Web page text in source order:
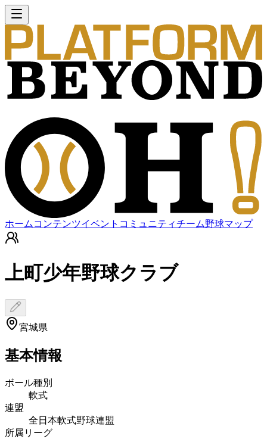
ホーム コンテンツイベント コミュニティチーム野球マップ
上町少年野球クラブ
宮城県
基本情報
ボール種別
軟式
連盟
全日本軟式野球連盟
所属リーグ